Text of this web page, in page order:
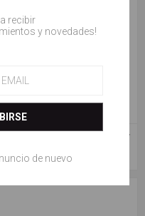
GERMANIA TIJERA #CASA 110/7
$ 9.500,00
recibir
y novedades!
de nuevo